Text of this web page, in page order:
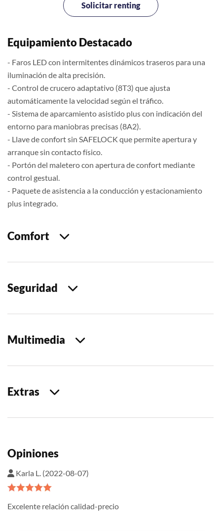
Solicitar renting
Equipamiento Destacado
- Faros LED con intermitentes dinámicos traseros para una
iluminación de alta precisión.
- Control de crucero adaptativo (8T3) que ajusta
automáticamente la velocidad según el tráfico.
- Sistema de aparcamiento asistido plus con indicación del
entorno para maniobras precisas (8A2).
- Llave de confort sin SAFELOCK que permite apertura y
arranque sin contacto físico.
- Portón del maletero con apertura de confort mediante
control gestual.
- Paquete de asistencia a la conducción y estacionamiento
plus integrado.
Comfort
Seguridad
Multimedia
Extras
Opiniones
Karla L. (2022-08-07)
Excelente relación calidad-precio